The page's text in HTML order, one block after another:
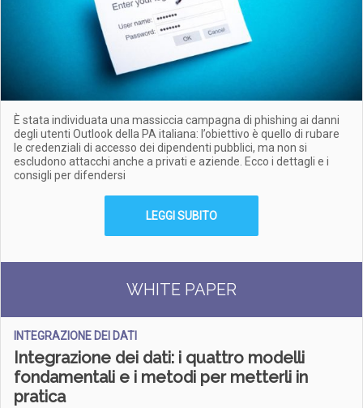
È stata individuata una massiccia campagna di phishing ai danni
degli utenti Outlook della PA italiana: l’obiettivo è quello di rubare
le credenziali di accesso dei dipendenti pubblici, ma non si
escludono attacchi anche a privati e aziende. Ecco i dettagli e i
consigli per difendersi
LEGGI SUBITO
WHITE PAPER
INTEGRAZIONE DEI DATI
Integrazione dei dati: i quattro modelli
fondamentali e i metodi per metterli in
pratica